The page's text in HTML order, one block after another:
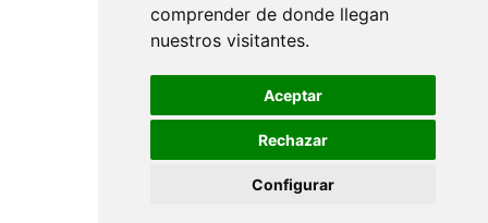
comprender de donde llegan
nuestros visitantes.
Aceptar
Rechazar
Configurar